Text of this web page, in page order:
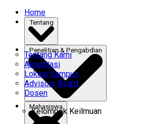
Home
Tentang Kami
Akreditasi
Lokasi Kampus
Advisory Board
Dosen
Kelompok Keilmuan
Mahasiswa